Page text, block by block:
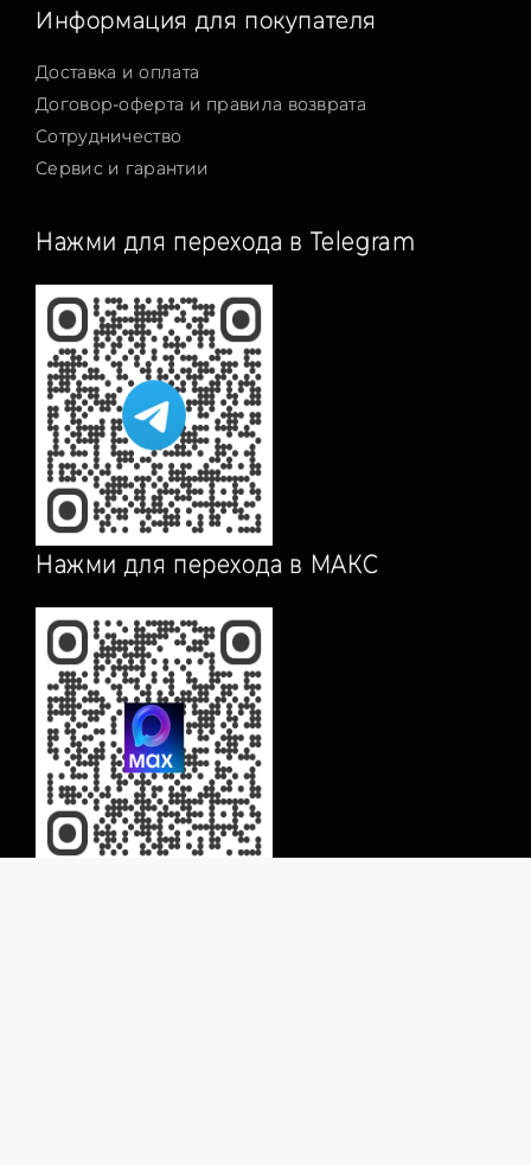
Информация для покупателя
Доставка и оплата
Договор-оферта и правила возврата
Сотрудничество
Сервис и гарантии
Нажми для перехода в Telegram
Нажми для перехода в МАКС